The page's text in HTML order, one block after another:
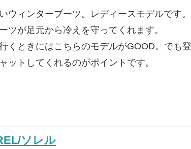
ウィンターブーツ。レディースモデルです。
ツが足元から冷えを守ってくれます。
くときにはこちらのモデルがGOOD。でも
ットしてくれるのがポイントです。
ソレル